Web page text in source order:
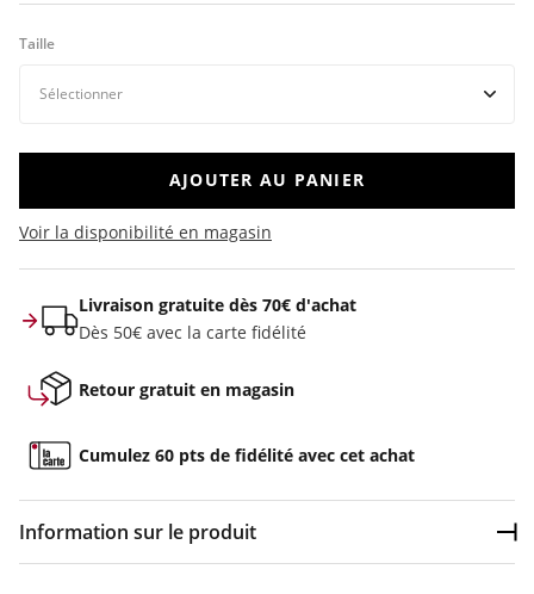
Taille
AJOUTER AU PANIER
Voir la disponibilité en magasin
Livraison gratuite dès 70€ d'achat
Dès 50€ avec la carte fidélité
Retour gratuit en magasin
Cumulez 60 pts de fidélité avec cet achat
Information sur le produit